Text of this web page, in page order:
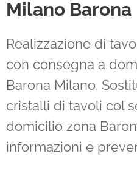
Milano Barona
Realizzazione di
con consegna a
Barona Milano.
cristalli di tavoli col
domicilio zona
informazioni e